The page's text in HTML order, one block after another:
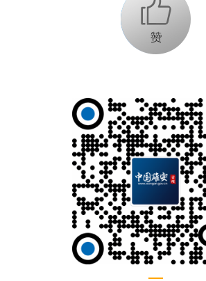
+1